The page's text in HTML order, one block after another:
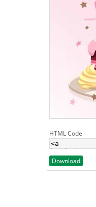
HTML Code
Download